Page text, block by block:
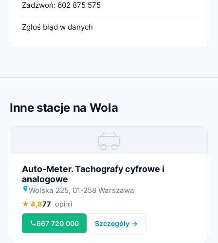
Zadzwoń: 602 875 575
Zgłoś błąd w danych
Inne stacje na Wola
Miniatura
Auto-Meter. Tachografy cyfrowe i
analogowe
Wolska 225, 01-258 Warszawa
★ 4,877 opinii
667 720 000 Szczegóły →